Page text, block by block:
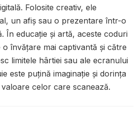
Folosite creativ, ele
un afiș sau o prezentare într-o
În educație și artă, aceste coduri
învățare mai captivantă și către
limitele hârtiei sau ale ecranului
este puțină imaginație și dorința
celor care scanează.